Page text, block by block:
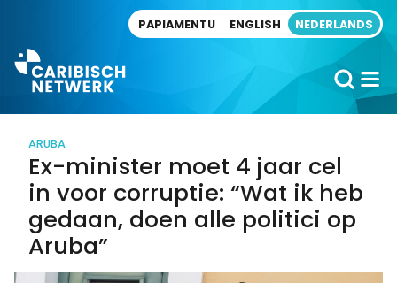
PAPIAMENTU ENGLISH NEDERLANDS
ARUBA
Ex-minister moet 4 jaar cel
in voor corruptie: “Wat ik heb
gedaan, doen alle politici op
Aruba”